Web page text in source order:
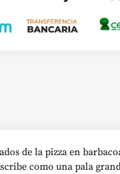
de la pizza en
como una pala